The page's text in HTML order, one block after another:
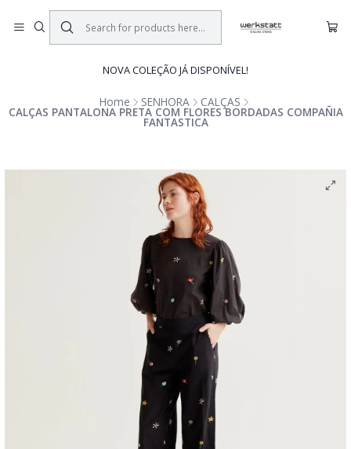
NOVA COLEÇÃO JÁ DISPONÍVEL!
Home SENHORA CALÇAS
CALÇAS PANTALONA PRETA COM FLORES BORDADAS COMPAÑIA
FANTASTICA